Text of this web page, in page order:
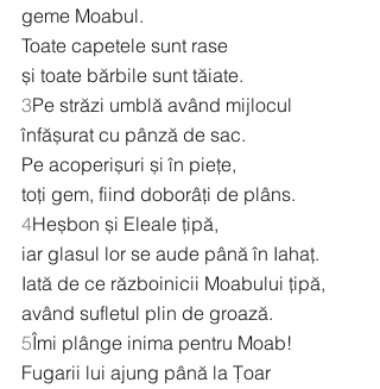
geme Moabul.
Toate capetele sunt rase
și toate bărbile sunt tăiate.
3Pe străzi umblă având mijlocul
înfășurat cu pânză de sac.
Pe acoperișuri și în piețe,
toți gem, fiind doborâți de plâns.
4Heșbon și Eleale țipă,
iar glasul lor se aude până în Iahaț.
Iată de ce războinicii Moabului țipă,
având sufletul plin de groază.
5Îmi plânge inima pentru Moab!
Fugarii lui ajung până la Țoar